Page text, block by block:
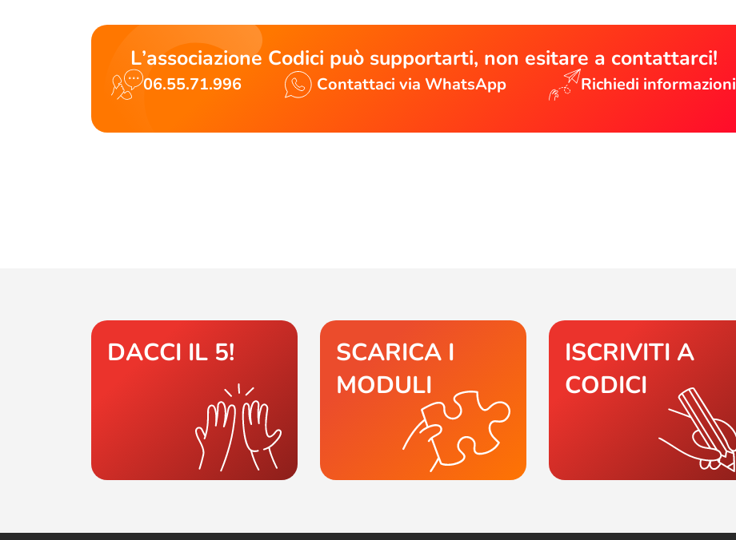
L’associazione Codici può supportarti, non esitare a contattarci!
06.55.71.996 Contattaci via WhatsApp Richiedi informazioni
DACCI IL 5!
SCARICA I
MODULI
ISCRIVITI A
CODICI